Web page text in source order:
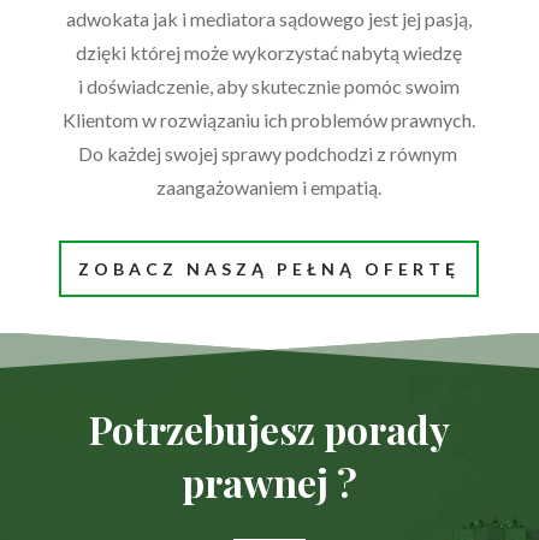
adwokata jak i mediatora sądowego jest jej pasją,
dzięki której może wykorzystać nabytą wiedzę
i doświadczenie, aby skutecznie pomóc swoim
Klientom w rozwiązaniu ich problemów prawnych.
Do każdej swojej sprawy podchodzi z równym
zaangażowaniem i empatią.
ZOBACZ NASZĄ PEŁNĄ OFERTĘ
Potrzebujesz porady
prawnej ?